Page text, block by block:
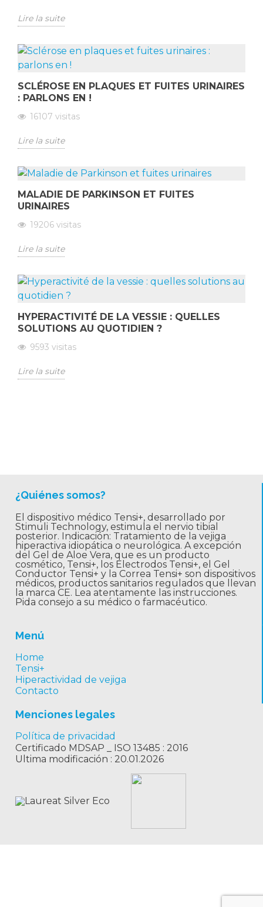
Lire la suite
SCLÉROSE EN PLAQUES ET FUITES URINAIRES
: PARLONS EN !
16107 visitas
Lire la suite
MALADIE DE PARKINSON ET FUITES
URINAIRES
19206 visitas
Lire la suite
HYPERACTIVITÉ DE LA VESSIE : QUELLES
SOLUTIONS AU QUOTIDIEN ?
9593 visitas
Lire la suite
¿Quiénes somos?
El dispositivo médico Tensi+, desarrollado por
Stimuli Technology, estimula el nervio tibial
posterior. Indicación: Tratamiento de la vejiga
hiperactiva idiopática o neurológica. A excepción
del Gel de Aloe Vera, que es un producto
cosmético, Tensi+, los Electrodos Tensi+, el Gel
Conductor Tensi+ y la Correa Tensi+ son dispositivos
médicos, productos sanitarios regulados que llevan
la marca CE. Lea atentamente las instrucciones.
Pida consejo a su médico o farmacéutico.
Menú
Home
Tensi+
Hiperactividad de vejiga
Contacto
Menciones legales
Política de privacidad
Certificado MDSAP _ ISO 13485 : 2016
Ultima modificación : 20.01.2026